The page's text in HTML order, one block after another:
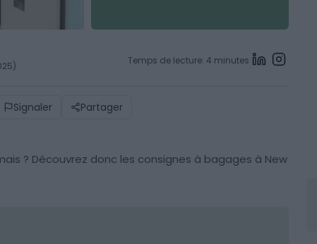
Temps de lecture: 4 minutes
Signaler Partager
? Découvrez donc les consignes à bagages à New